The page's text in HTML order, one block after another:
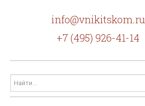
info@vnikitskom.ru
+7 (495) 926-41-14